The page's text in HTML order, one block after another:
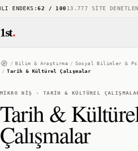
ENDEKS:62 / 10013.777 SITE
1st.
/ Bilim & Araştırma / Sosyal Bilimler &
/ Tarih & Kültürel Çalışmalar
MIKRO NIŞ · TARIH & KÜLTÜREL
Tarih &
Çalışmalar